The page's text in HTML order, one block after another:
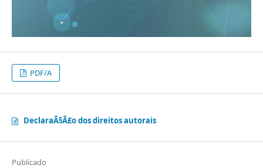
PDF/A
DeclaraÃ§Ã£o dos direitos autorais
Publicado